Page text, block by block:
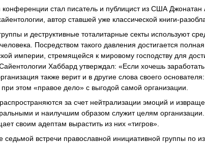
стал писатель и публицист из США Джонатан
автор ставшей уже классической книги-
и деструктивные тоталитарные секты используют
Посредством такого давления достигается
империи, стремящейся к мировому господству для
Хаббард утверждал: «Если хочешь
также верит и в другие слова своего
этом «правое дело» с выгодой самой организации.
за счет нейтрализации эмоций и
и наилучшим образом служит целям
своим адептам вырастить из них «тигров».
седьмой встречи православной инициативной группы по